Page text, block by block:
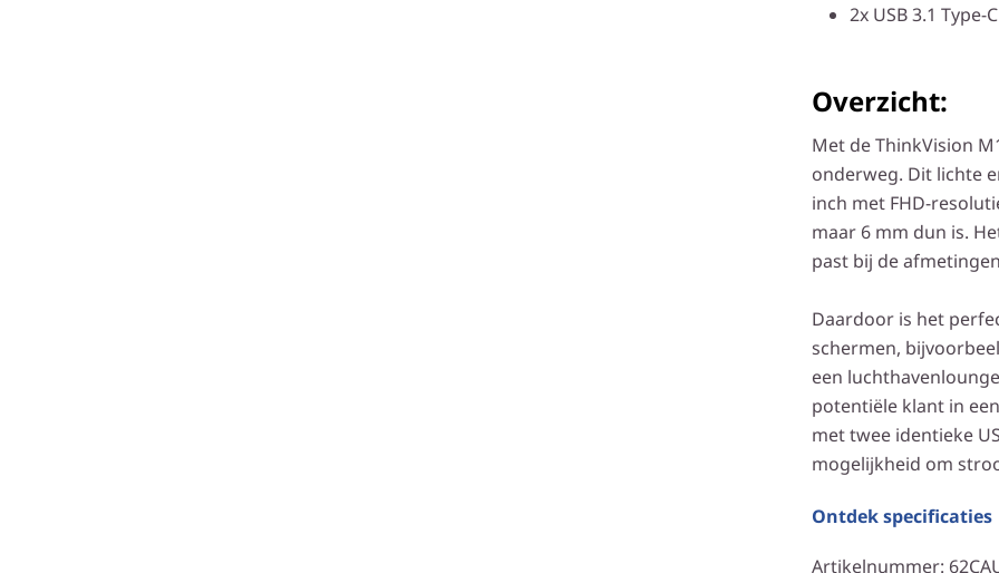
2x USB 3.1 Type-C
Overzicht:
Met de ThinkVision
onderweg. Dit lichte
inch met FHD-
maar 6 mm dun is.
past bij de
Daardoor is het
schermen,
een
potentiële klant in
met twee identieke
mogelijkheid om
Ontdek specificaties
Artikelnummer: